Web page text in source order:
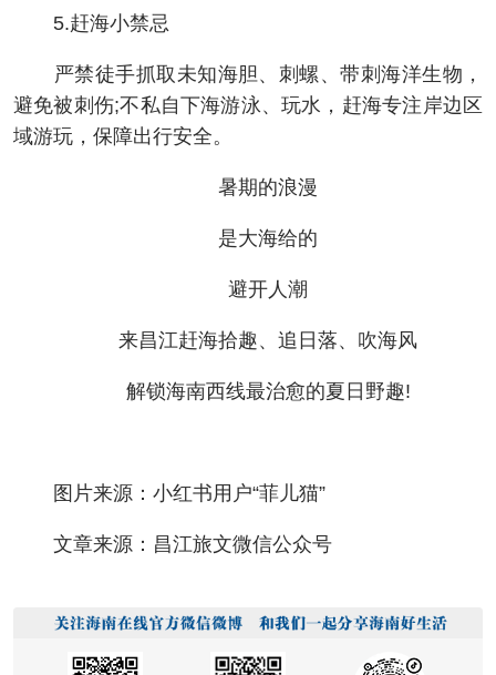
5.赶海小禁忌
严禁徒手抓取未知海胆、刺螺、带刺海洋生物，
避免被刺伤;不私自下海游泳、玩水，赶海专注岸边区
域游玩，保障出行安全。
暑期的浪漫
是大海给的
避开人潮
来昌江赶海拾趣、追日落、吹海风
解锁海南西线最治愈的夏日野趣!
图片来源：小红书用户“菲儿猫”
文章来源：昌江旅文微信公众号